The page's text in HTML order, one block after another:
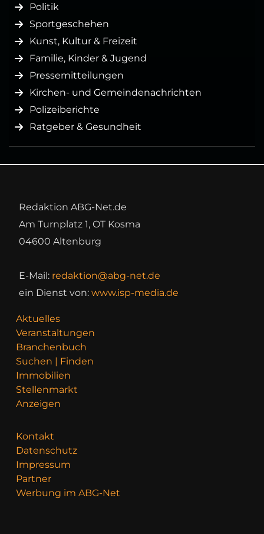
Politik
Sportgeschehen
Kunst, Kultur & Freizeit
Familie, Kinder & Jugend
Pressemitteilungen
Kirchen- und Gemeindenachrichten
Polizeiberichte
Ratgeber & Gesundheit
Redaktion ABG-Net.de
Am Turnplatz 1, OT Kosma
04600 Altenburg
E-Mail: redaktion@abg-net.de
ein Dienst von: www.isp-media.de
Aktuelles
Veranstaltungen
Branchenbuch
Suchen | Finden
Immobilien
Stellenmarkt
Anzeigen
Kontakt
Datenschutz
Impressum
Partner
Werbung im ABG-Net